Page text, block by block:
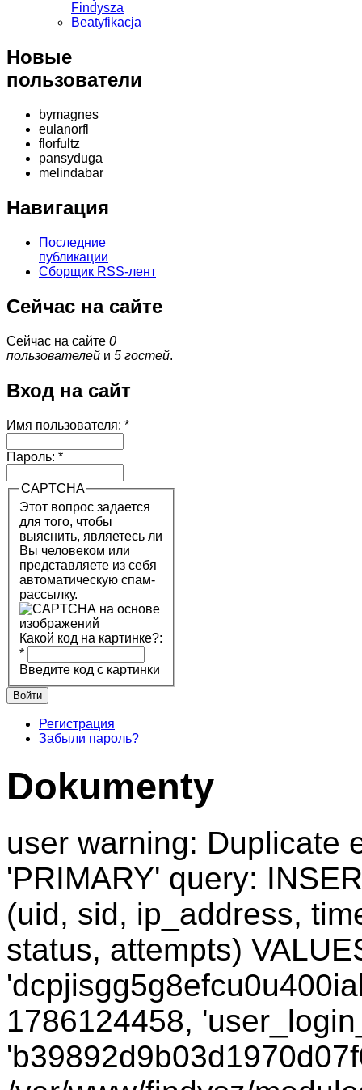
Findysza
Beatyfikacja
Новые
пользователи
bymagnes
eulanorfl
florfultz
pansyduga
melindabar
Навигация
Последние
публикации
Сборщик RSS-лент
Сейчас на сайте
Сейчас на сайте 0
пользователей и 5 гостей.
Вход на сайт
Имя пользователя: *
Пароль: *
CAPTCHA
Этот вопрос задается
для того, чтобы
выяснить, являетесь ли
Вы человеком или
представляете из себя
автоматическую спам-
рассылку.
Какой код на картинке?:
*
Введите код с картинки
Регистрация
Забыли пароль?
Dokumenty
user warning: Duplicate
'PRIMARY' query:
(uid, sid, ip_address,
status, attempts)
1786124458,